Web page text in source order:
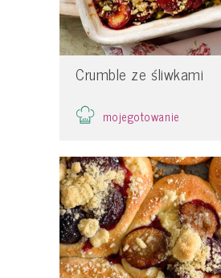
Crumble ze śliwkami
mojegotowanie